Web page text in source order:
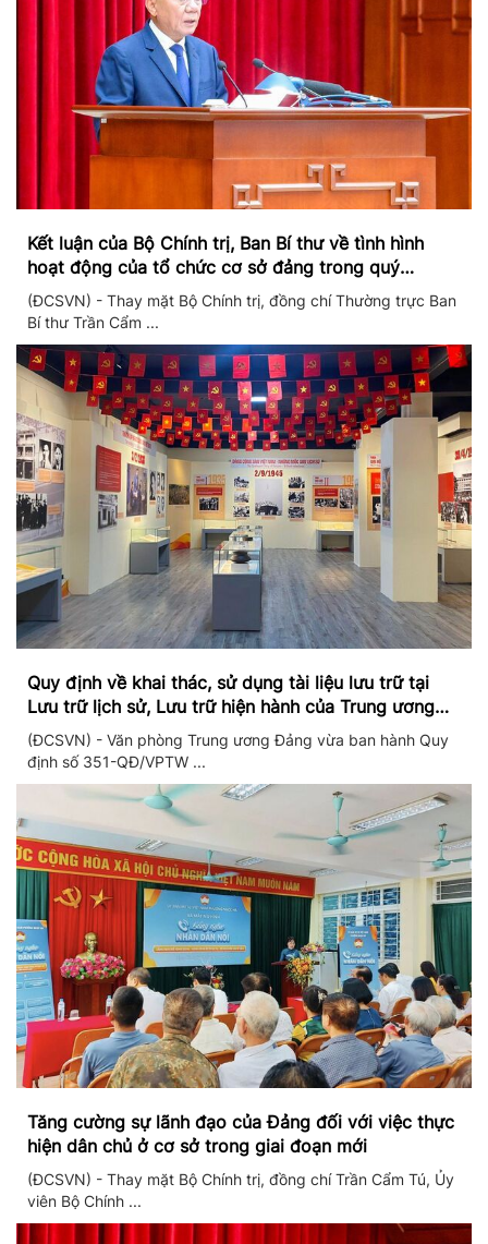
Kết luận của Bộ Chính trị, Ban Bí thư về tình hình
hoạt động của tổ chức cơ sở đảng trong quý
II/2026
(ĐCSVN) - Thay mặt Bộ Chính trị, đồng chí Thường trực Ban
Bí thư Trần Cẩm ...
Quy định về khai thác, sử dụng tài liệu lưu trữ tại
Lưu trữ lịch sử, Lưu trữ hiện hành của Trung ương
Đảng và Văn phòng Trung ương Đảng
(ĐCSVN) - Văn phòng Trung ương Đảng vừa ban hành Quy
định số 351-QĐ/VPTW ...
Tăng cường sự lãnh đạo của Đảng đối với việc thực
hiện dân chủ ở cơ sở trong giai đoạn mới
(ĐCSVN) - Thay mặt Bộ Chính trị, đồng chí Trần Cẩm Tú, Ủy
viên Bộ Chính ...